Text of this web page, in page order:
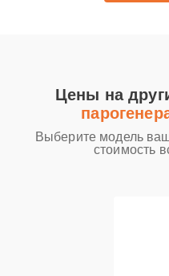
Цены на
Выберите модель
стоимость